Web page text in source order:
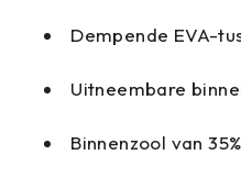
Dempende EVA-
Uitneembare
Binnenzool van